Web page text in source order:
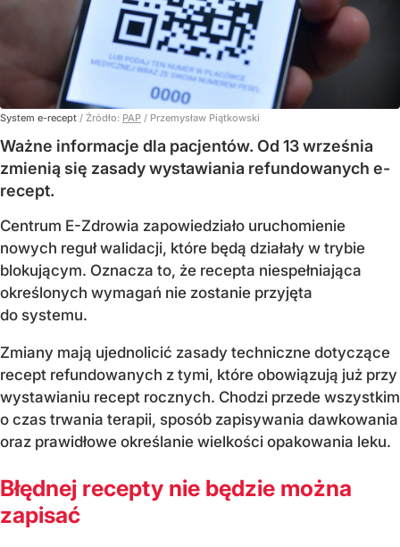
System e-recept / Źródło: PAP / Przemysław Piątkowski
Ważne informacje dla pacjentów. Od 13 września
zmienią się zasady wystawiania refundowanych e-
recept.
Centrum E-Zdrowia zapowiedziało uruchomienie
nowych reguł walidacji, które będą działały w trybie
blokującym. Oznacza to, że recepta niespełniająca
określonych wymagań nie zostanie przyjęta
do systemu.
Zmiany mają ujednolicić zasady techniczne dotyczące
recept refundowanych z tymi, które obowiązują już przy
wystawianiu recept rocznych. Chodzi przede wszystkim
o czas trwania terapii, sposób zapisywania dawkowania
oraz prawidłowe określanie wielkości opakowania leku.
Błędnej recepty nie będzie można
zapisać